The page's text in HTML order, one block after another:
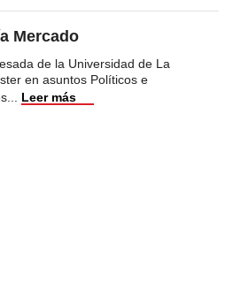
Mercado
de la Universidad de La
en asuntos Políticos e
Leer más